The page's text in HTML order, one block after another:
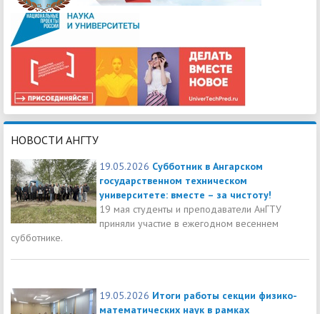
НОВОСТИ АНГТУ
19.05.2026 Субботник в Ангарском
государственном техническом
университете: вместе – за чистоту!
19 мая студенты и преподаватели АнГТУ
приняли участие в ежегодном весеннем
субботнике.
19.05.2026 Итоги работы секции физико-
математических наук в рамках